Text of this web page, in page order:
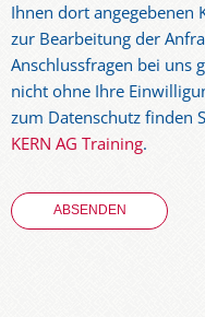
Ihnen dort angegebenen
zur Bearbeitung der
Anschlussfragen bei uns
nicht ohne Ihre
zum Datenschutz finden
KERN AG Training.